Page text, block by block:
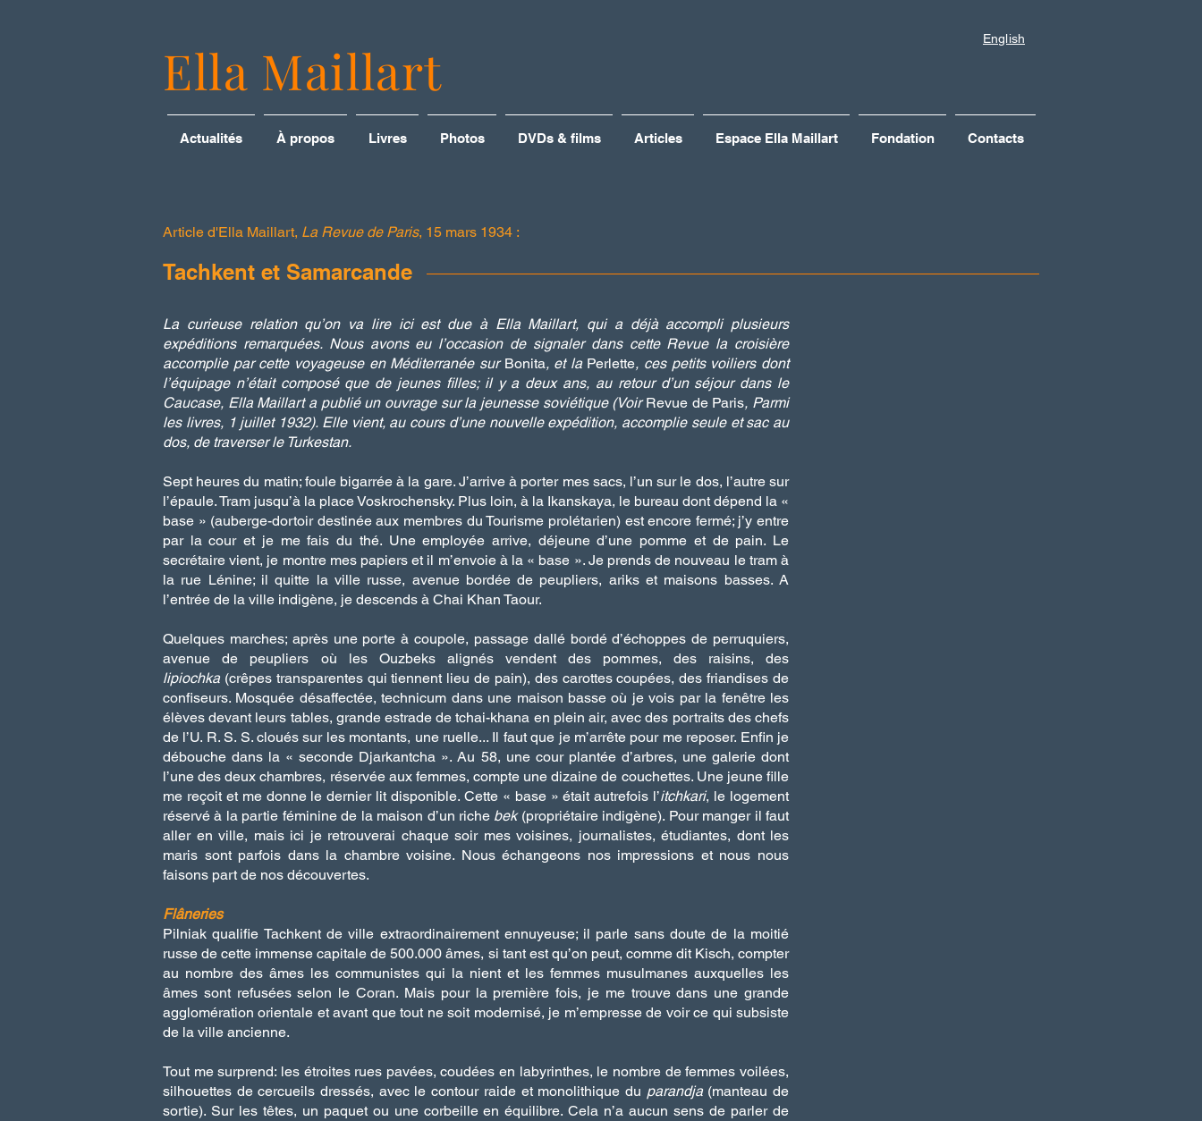
Ella Maillart English
Actualités À propos Livres Photos DVDs & films Articles Espace Ella Maillart Fondation Contacts
Article d'Ella Maillart, La Revue de Paris, 15 mars 1934 :
Tachkent et Samarcande
La curieuse relation qu’on va lire ici est due à Ella Maillart, qui a déjà accompli plusieurs
expéditions remarquées. Nous avons eu l’occasion de signaler dans cette Revue la croisière
accomplie par cette voyageuse en Méditerranée sur Bonita, et la Perlette, ces petits voiliers dont
l’équipage n’était composé que de jeunes filles; il y a deux ans, au retour d’un séjour dans le
Caucase, Ella Maillart a publié un ouvrage sur la jeunesse soviétique (VoirRevue de Paris, Parmi
les livres, 1 juillet 1932). Elle vient, au cours d’une nouvelle expédition, accomplie seule et sac au
dos, de traverser le Turkestan.
Sept heures du matin; foule bigarrée à la gare. J’arrive à porter mes sacs, l’un sur le dos, l’autre sur
l’épaule. Tram jusqu’à la place Voskrochensky. Plus loin, à la Ikanskaya, le bureau dont dépend la «
base » (auberge-dortoir destinée aux membres du Tourisme prolétarien) est encore fermé; j’y entre
par la cour et je me fais du thé. Une employée arrive, déjeune d’une pomme et de pain. Le
secrétaire vient, je montre mes papiers et il m’envoie à la « base ». Je prends de nouveau le tram à
la rue Lénine; il quitte la ville russe, avenue bordée de peupliers, ariks et maisons basses. A
l’entrée de la ville indigène, je descends à Chai Khan Taour.
Quelques marches; après une porte à coupole, passage dallé bordé d’échoppes de perruquiers,
avenue de peupliers où les Ouzbeks alignés vendent des pommes, des raisins, des
lipiochka (crêpes transparentes qui tiennent lieu de pain), des carottes coupées, des friandises de
confiseurs. Mosquée désaffectée, technicum dans une maison basse où je vois par la fenêtre les
élèves devant leurs tables, grande estrade de tchai-khana en plein air, avec des portraits des chefs
de l’U. R. S. S. cloués sur les montants, une ruelle... Il faut que je m’arrête pour me reposer. Enfin je
débouche dans la « seconde Djarkantcha ». Au 58, une cour plantée d’arbres, une galerie dont
l’une des deux chambres, réservée aux femmes, compte une dizaine de couchettes. Une jeune fille
me reçoit et me donne le dernier lit disponible. Cette « base » était autrefois l’itchkari, le logement
réservé à la partie féminine de la maison d’un riche bek (propriétaire indigène). Pour manger il faut
aller en ville, mais ici je retrouverai chaque soir mes voisines, journalistes, étudiantes, dont les
maris sont parfois dans la chambre voisine. Nous échangeons nos impressions et nous nous
faisons part de nos découvertes.
Flâneries
Pilniak qualifie Tachkent de ville extraordinairement ennuyeuse; il parle sans doute de la moitié
russe de cette immense capitale de 500.000 âmes, si tant est qu’on peut, comme dit Kisch, compter
au nombre des âmes les communistes qui la nient et les femmes musulmanes auxquelles les
âmes sont refusées selon le Coran. Mais pour la première fois, je me trouve dans une grande
agglomération orientale et avant que tout ne soit modernisé, je m’empresse de voir ce qui subsiste
de la ville ancienne.
Tout me surprend: les étroites rues pavées, coudées en labyrinthes, le nombre de femmes voilées,
silhouettes de cercueils dressés, avec le contour raide et monolithique du parandja (manteau de
sortie). Sur les têtes, un paquet ou une corbeille en équilibre. Cela n’a aucun sens de parler de